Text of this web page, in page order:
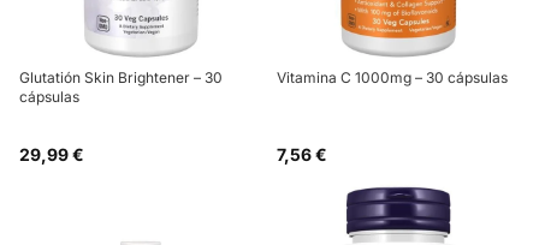
Glutatión Skin Brightener – 30
cápsulas
29,99 €
Vitamina C 1000mg – 30 cápsulas
7,56 €